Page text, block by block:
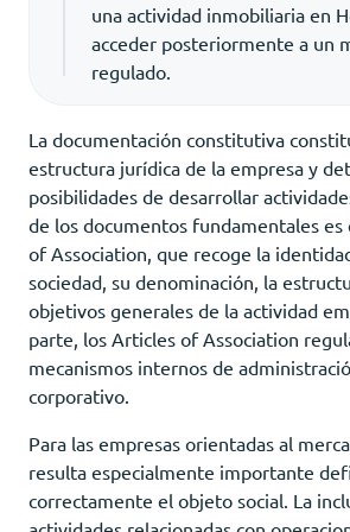
una actividad inmobiliaria en
acceder posteriormente a un
regulado.
La documentación constitutiva
estructura jurídica de la empresa y
posibilidades de desarrollar
de los documentos fundamentales
of Association, que recoge la
sociedad, su denominación, la
objetivos generales de la actividad
parte, los Articles of Association
mecanismos internos de
corporativo.
Para las empresas orientadas al
resulta especialmente importante
correctamente el objeto social. La